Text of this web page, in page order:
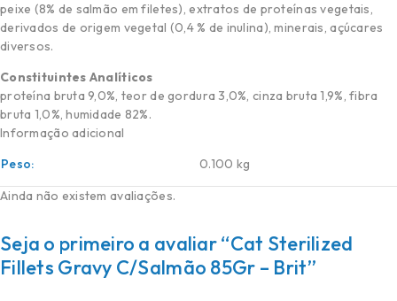
peixe (8% de salmão em filetes), extratos de proteínas vegetais,
derivados de origem vegetal (0,4 % de inulina), minerais, açúcares
diversos.
Constituintes Analíticos
proteína bruta 9,0%, teor de gordura 3,0%, cinza bruta 1,9%, fibra
bruta 1,0%, humidade 82%.
Informação adicional
Peso
0.100 kg
Ainda não existem avaliações.
Seja o primeiro a avaliar “Cat Sterilized
Fillets Gravy C/Salmão 85Gr – Brit”